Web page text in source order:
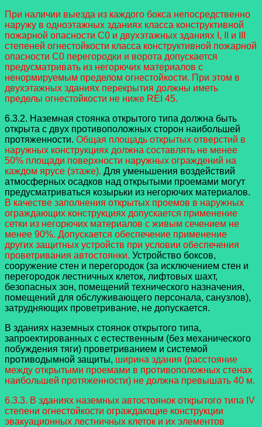
При наличии выезда из каждого бокса непосредственно
наружу в одноэтажных зданиях класса конструктивной
пожарной опасности С0 и двухэтажных зданиях I, II и III
степеней огнестойкости класса конструктивной пожарной
опасности С0 перегородки и ворота допускается
предусматривать из негорючих материалов с
ненормируемым пределом огнестойкости. При этом в
двухэтажных зданиях перекрытия должны иметь
пределы огнестойкости не ниже REI 45.
6.3.2. Наземная стоянка открытого типа должна быть
открыта с двух противоположных сторон наибольшей
протяженности. Общая площадь открытых отверстий в
наружных конструкциях должна составлять не менее
50% площади поверхности наружных ограждений на
каждом ярусе (этаже). Для уменьшения воздействий
атмосферных осадков над открытыми проемами могут
предусматриваться козырьки из негорючих материалов.
В качестве заполнения открытых проемов в наружных
ограждающих конструкциях допускается применение
сетки из негорючих материалов с живым сечением не
менее 90%. Допускается обеспечение применение
других защитных устройств при условии обеспечения
проветривания автостоянки. Устройство боксов,
сооружение стен и перегородок (за исключением стен и
перегородок лестничных клеток, лифтовых шахт,
безопасных зон, помещений технического назначения,
помещений для обслуживающего персонала, санузлов),
затрудняющих проветривание, не допускается.
В зданиях наземных стоянок открытого типа,
запроектированных с естественным (без механического
побуждения тяги) проветриванием и системой
противодымной защиты, ширина здания (расстояние
между открытыми проемами в противоположных стенах
наибольшей протяженности) не должна превышать 40 м.
6.3.3. В зданиях наземных автостоянок открытого типа IV
степени огнестойкости ограждающие конструкции
эвакуационных лестничных клеток и их элементов